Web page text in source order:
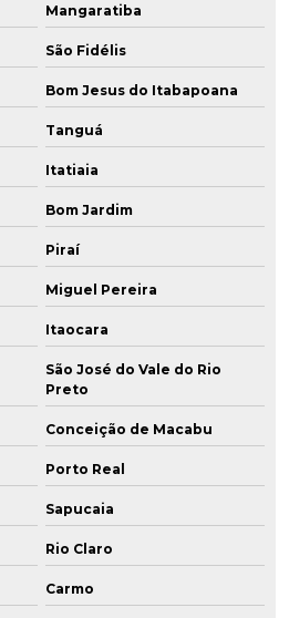
Mangaratiba
São Fidélis
Bom Jesus do Itabapoana
Tanguá
Itatiaia
Bom Jardim
Piraí
Miguel Pereira
Itaocara
São José do Vale do Rio
Preto
Conceição de Macabu
Porto Real
Sapucaia
Rio Claro
Carmo